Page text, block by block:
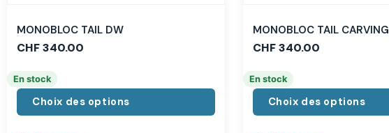
MONOBLOC TAIL DW
CHF340.00
En stock
Choix des options
MONOBLOC TAIL CARVING
CHF340.00
En stock
Choix des options